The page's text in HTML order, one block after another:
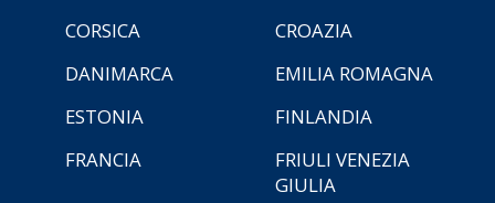
CORSICA
CROAZIA
DANIMARCA
EMILIA ROMAGNA
ESTONIA
FINLANDIA
FRANCIA
FRIULI VENEZIA
GIULIA